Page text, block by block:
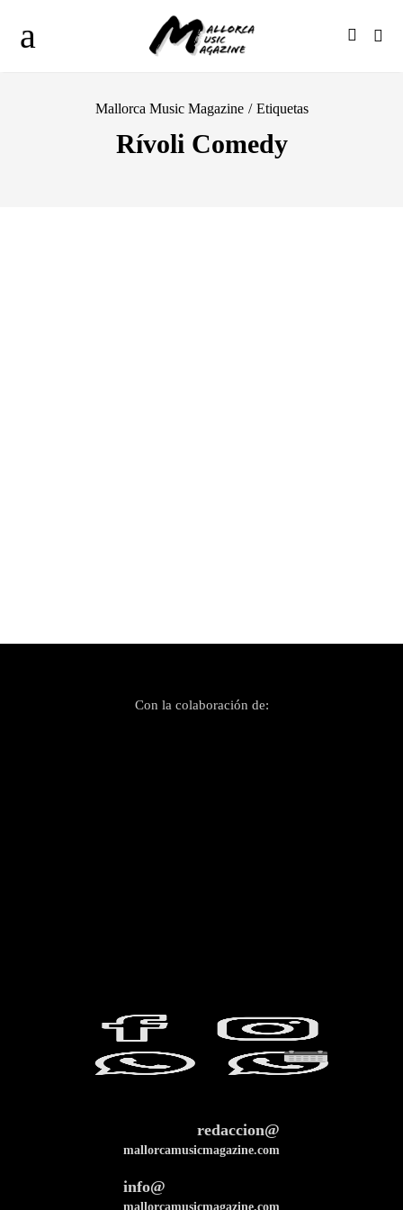
Mallorca Music Magazine / Etiquetas
Rívoli Comedy
Con la colaboración de:
redaccion@
mallorcamusicmagazine.com
info@
mallorcamusicmagazine.com